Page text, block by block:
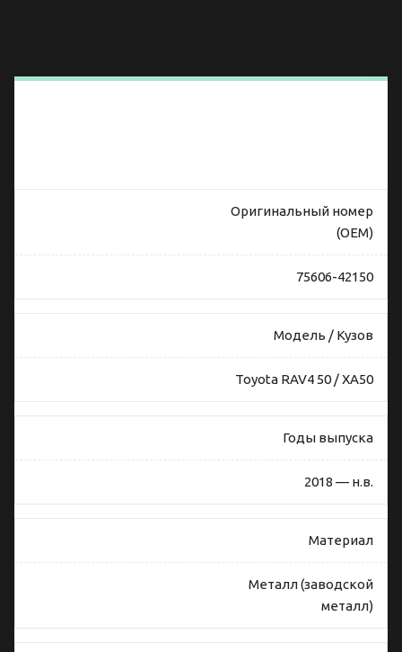
Оригинальный номер
(OEM)
75606-42150
Модель / Кузов
Toyota RAV4 50 / XA50
Годы выпуска
2018 — н.в.
Материал
Металл (заводской
металл)